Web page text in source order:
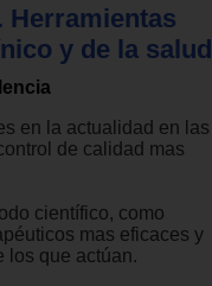
Herramientas
y de la salud
en la actualidad en las
de calidad mas
científico, como
mas eficaces y
los que actúan.